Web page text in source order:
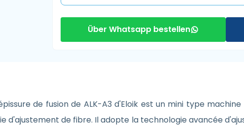
Über Whatsapp bestellen
de fusion de ALK-A3 d'Eloik est un mini type
de fibre. Il adopte la technologie avancée